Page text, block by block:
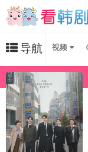
导航 视频